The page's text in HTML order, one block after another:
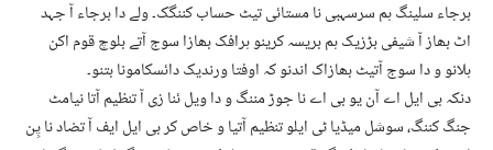
برجاء سلینگ ہم سرسہبی نا مستائی تیٹ حساب کننگک۔ ولے دا برجاء آ جہد
اٹ بھاز آ شیفی بڑزیک ہم بریسہ کرینو ہرافک بھازا سوج آتے بلوچ قوم اکن
ہلانو و دا سوج آتیٹ بھازاک اندنو کہ اوفتا ورندیک دائسکامونا بتنو۔
دنکہ بی ایل اے آن یو بی اے نا جوڑ مننگ و دا ویل ئنا زی آ تنظیم آتا نیامٹ
جنگ کننگ، سوشل میڈیا ٹی ایلو تنظیم آتیا و خاص کر بی ایل ایف آ تضاد نا پِن